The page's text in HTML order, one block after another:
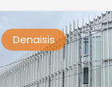
Denaisis